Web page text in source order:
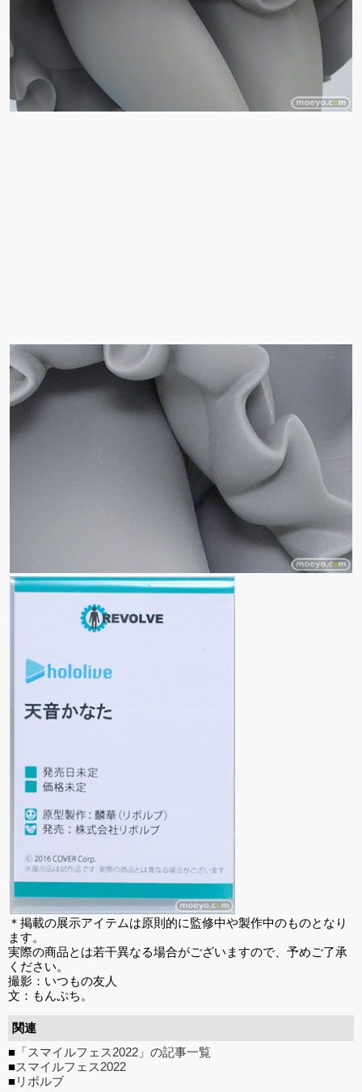
＊掲載の展示アイテムは原則的に監修中や製作中のものとなり
ます。
実際の商品とは若干異なる場合がございますので、予めご了承
ください。
撮影：いつもの友人
文：もんぷち。
関連
■ 「スマイルフェス2022」の記事一覧
■スマイルフェス2022
■リボルブ